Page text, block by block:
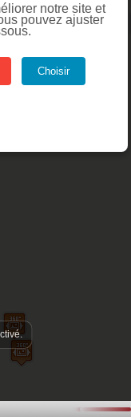
notre site et
pouvez ajuster
Choisir